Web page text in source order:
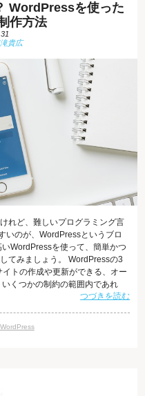
WordPressを使った
作方法
れど、難しいプログラミング言
いのが、WordPressというブロ
WordPressを使って、簡単かつ
てみましょう。 WordPressの3
トの作成や更新ができる、オー
くつかの制約の範囲内であれ
ます。 WordPressには以下のよ
す。 2.カスタマイズが簡単 様々
ており、
つづきを読む
WordPress